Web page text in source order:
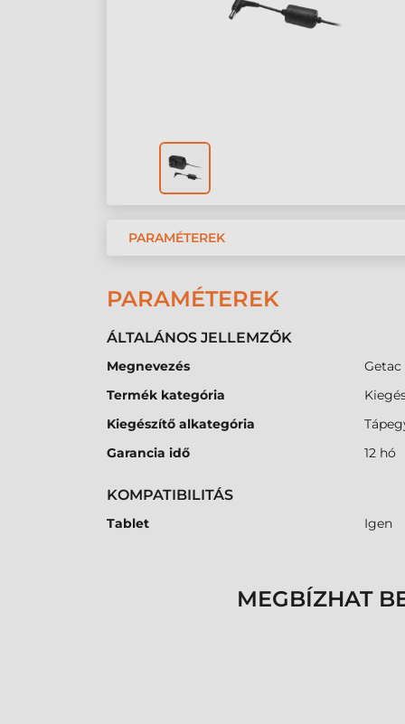
PARAMÉTEREK
PARAMÉTEREK
ÁLTALÁNOS JELLEMZŐK
Megnevezés
Getac
Termék kategória
Kiegészítő alkategória
Garancia idő
12 hó
KOMPATIBILITÁS
Tablet Igen
MEGBÍZHAT